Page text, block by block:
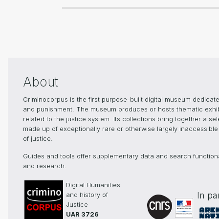
About
Criminocorpus is the first purpose-built digital museum
and punishment. The museum produces or hosts thematic
related to the justice system. Its collections bring together a
made up of exceptionally rare or otherwise largely
of justice.
Guides and tools offer supplementary data and search
and research.
Digital Humanities
and history of
Justice
UAR 3726
In